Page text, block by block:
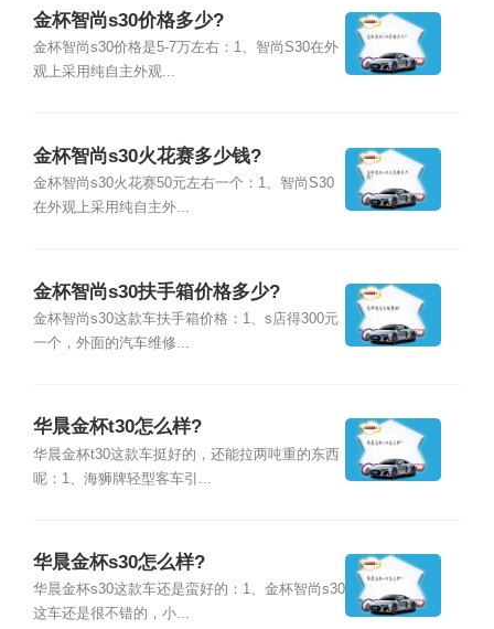
金杯智尚s30价格多少?
金杯智尚s30价格是5-7万左右：1、智尚S30在外
观上采用纯自主外观...
金杯智尚s30火花赛多少钱?
金杯智尚s30火花赛50元左右一个：1、智尚S30
在外观上采用纯自主外...
金杯智尚s30扶手箱价格多少?
金杯智尚s30这款车扶手箱价格：1、s店得300元
一个，外面的汽车维修...
华晨金杯t30怎么样?
华晨金杯t30这款车挺好的，还能拉两吨重的东西
呢：1、海狮牌轻型客车引...
华晨金杯s30怎么样?
华晨金杯s30这款车还是蛮好的：1、金杯智尚s30
这车还是很不错的，小...